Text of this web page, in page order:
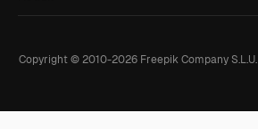
Copyright © 2010-2026Freepik Company S.L.U.